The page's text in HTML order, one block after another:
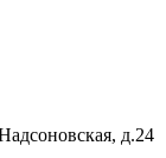
д.24